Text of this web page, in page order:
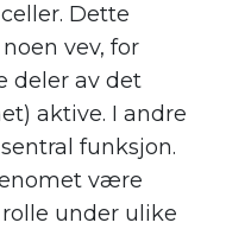
Dette
vev, for
deler av det
aktive. I andre
funksjon.
være
under ulike